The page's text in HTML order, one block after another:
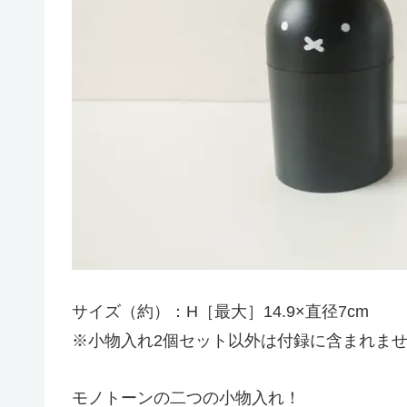
サイズ（約）：H［最大］14.9×直径7cm
※小物入れ2個セット以外は付録に含まれま
モノトーンの二つの小物入れ！